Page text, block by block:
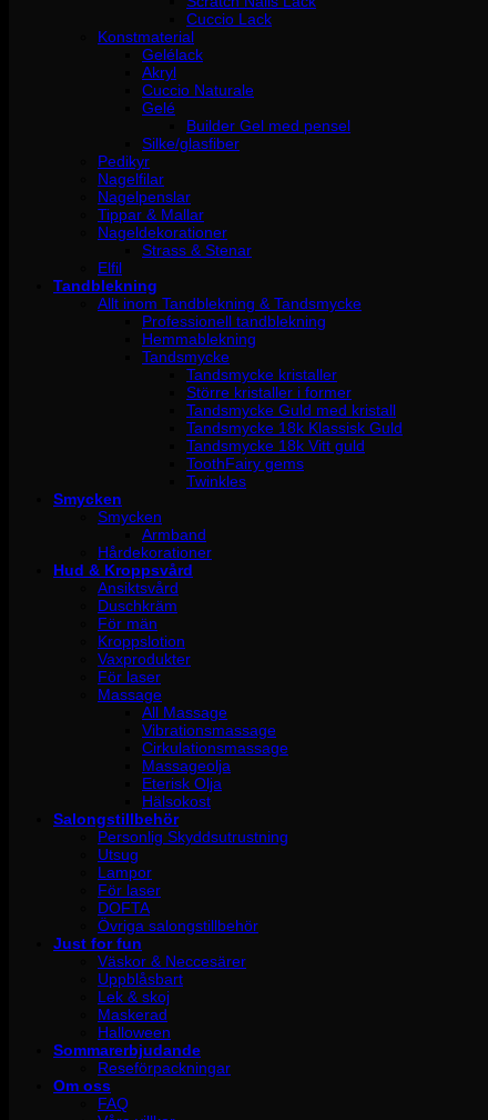
Cuccio Lack
Konstmaterial
Gelélack
Akryl
Cuccio Naturale
Gelé
Builder Gel med pensel
Silke/glasfiber
Pedikyr
Nagelfilar
Nagelpenslar
Tippar & Mallar
Nageldekorationer
Strass & Stenar
Elfil
Tandblekning
Allt inom Tandblekning & Tandsmycke
Professionell tandblekning
Hemmablekning
Tandsmycke
Tandsmycke kristaller
Större kristaller i former
Tandsmycke Guld med kristall
Tandsmycke 18k Klassisk Guld
Tandsmycke 18k Vitt guld
ToothFairy gems
Twinkles
Smycken
Smycken
Armband
Hårdekorationer
Hud & Kroppsvård
Ansiktsvård
Duschkräm
För män
Kroppslotion
Vaxprodukter
För laser
Massage
All Massage
Vibrationsmassage
Cirkulationsmassage
Massageolja
Eterisk Olja
Hälsokost
Salongstillbehör
Personlig Skyddsutrustning
Utsug
Lampor
För laser
DOFTA
Övriga salongstillbehör
Just for fun
Väskor & Neccesärer
Uppblåsbart
Lek & skoj
Maskerad
Halloween
Sommarerbjudande
Reseförpackningar
Om oss
FAQ